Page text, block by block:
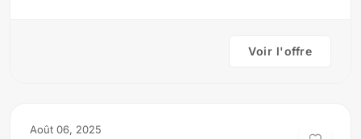
Voir l'offre
Août 06, 2025